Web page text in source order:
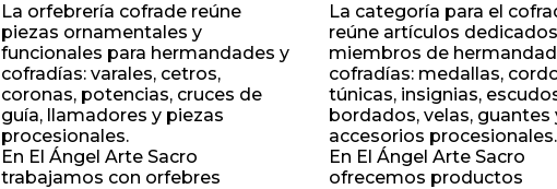
La orfebrería cofrade reúne
piezas ornamentales y
funcionales para hermandades y
cofradías: varales, cetros,
coronas, potencias, cruces de
guía, llamadores y piezas
procesionales.
En El Ángel Arte Sacro
trabajamos con orfebres
La categoría para el
reúne artículos
miembros de
cofradías: medallas,
túnicas, insignias,
bordados, velas, guantes
accesorios procesionales.
En El Ángel Arte Sacro
ofrecemos productos